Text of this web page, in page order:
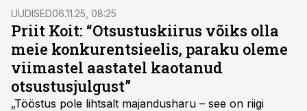
on muutnud Väo energiakompleksi Eesti üheks
efektiivsemaks ja kriisikindlamaks tootmisüksuseks.
UUDISED06.11.25, 08:25
Priit Koit: “Otsustuskiirus võiks olla
meie konkurentsieelis, paraku oleme
viimastel aastatel kaotanud
otsustusjulgust”
„Tööstus pole lihtsalt majandusharu – see on riigi